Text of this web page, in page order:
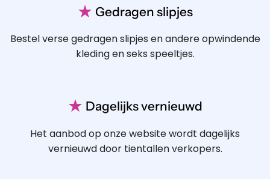
★ Gedragen slipjes
Bestel verse gedragen slipjes en andere opwindende
kleding en seks speeltjes.
★ Dagelijks vernieuwd
Het aanbod op onze website wordt dagelijks
vernieuwd door tientallen verkopers.